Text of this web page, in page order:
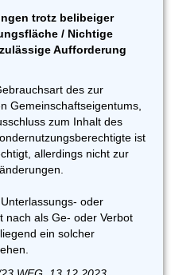
trotz belibeiger
/ Nichtige
Aufforderung
des zur
Gemeinschaftseigentums,
zum Inhalt des
ist
allerdings nicht zur
oder
nach als Ge- oder Verbot
ein solcher